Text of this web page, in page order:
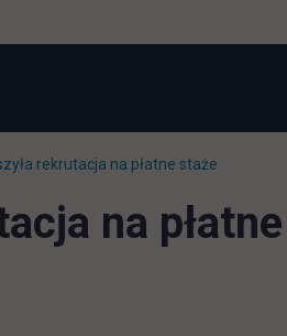
rekrutacja na płatne staże
na